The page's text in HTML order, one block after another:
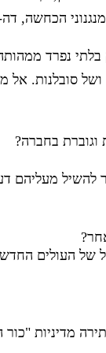
הכחשה,
בלתי נפרד
סובלנות. אל
וגוברת בחברה?
מעליהם
של העולים
מדיניות "כור